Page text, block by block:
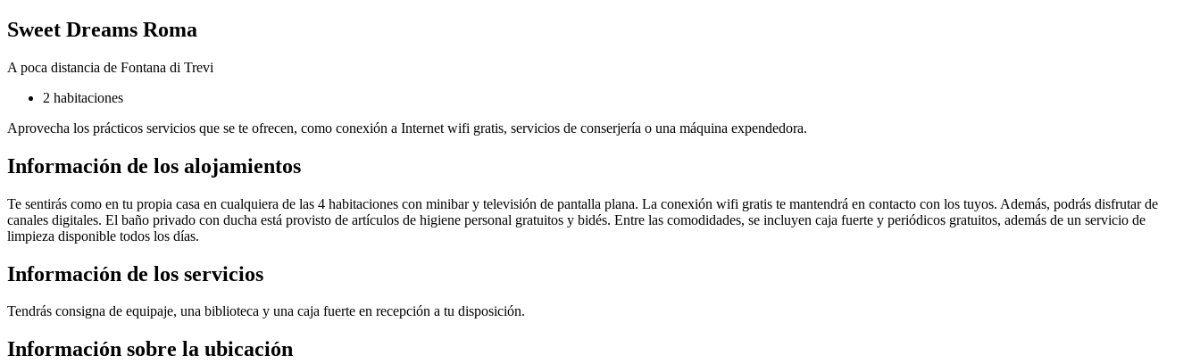
Sweet Dreams Roma
A poca distancia de Fontana di Trevi
2 habitaciones
Aprovecha los prácticos servicios que se te ofrecen, como conexión a Internet wifi gratis, servicios de conserjería o una máquina expendedora.
Información de los alojamientos
Te sentirás como en tu propia casa en cualquiera de las 4 habitaciones con minibar y televisión de pantalla plana. La conexión wifi gratis te mantendrá en contacto con los tuyos. Además, podrás disfrutar de
canales digitales. El baño privado con ducha está provisto de artículos de higiene personal gratuitos y bidés. Entre las comodidades, se incluyen caja fuerte y periódicos gratuitos, además de un servicio de
limpieza disponible todos los días.
Información de los servicios
Tendrás consigna de equipaje, una biblioteca y una caja fuerte en recepción a tu disposición.
Información sobre la ubicación